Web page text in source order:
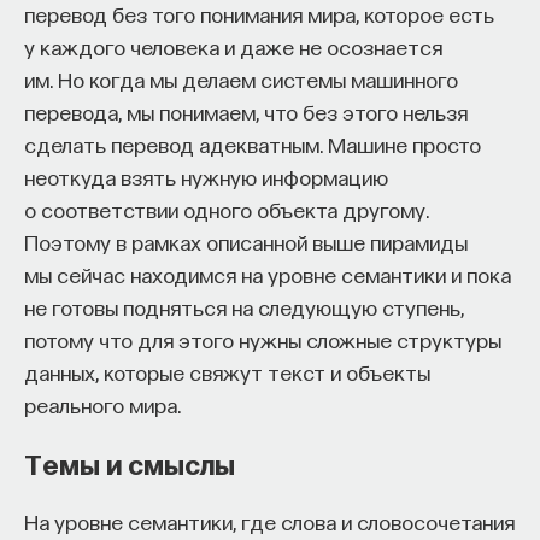
перевод без того понимания мира, которое есть
у каждого человека и даже не осознается
им. Но когда мы делаем системы машинного
перевода, мы понимаем, что без этого нельзя
сделать перевод адекватным. Машине просто
неоткуда взять нужную информацию
о соответствии одного объекта другому.
Поэтому в рамках описанной выше пирамиды
мы сейчас находимся на уровне семантики и пока
не готовы подняться на следующую ступень,
потому что для этого нужны сложные структуры
данных, которые свяжут текст и объекты
реального мира.
Темы и смыслы
На уровне семантики, где слова и словосочетания
Тех, кто пока не имеет достаточного опыта
работы в индустрии, но стремится развивать
необходимые навыки.
Для уже готовых специалистов достаточно
оставить информацию о себе: образование, опыт
работы, навыки, интересы и владение
иностранными языками. Команда
будет искать, где эти навыки могут быть
сможет раскрыть свои таланты.​ Для тех, кто ещё
как развить необходимые навыки. Позднее будет
о разных индустриях и их устройстве.​